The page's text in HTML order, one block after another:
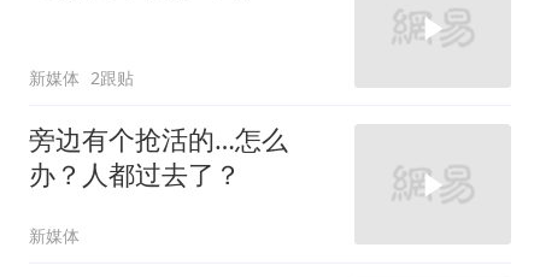
新媒体 2跟贴
旁边有个抢活的…怎么
办？人都过去了？
新媒体